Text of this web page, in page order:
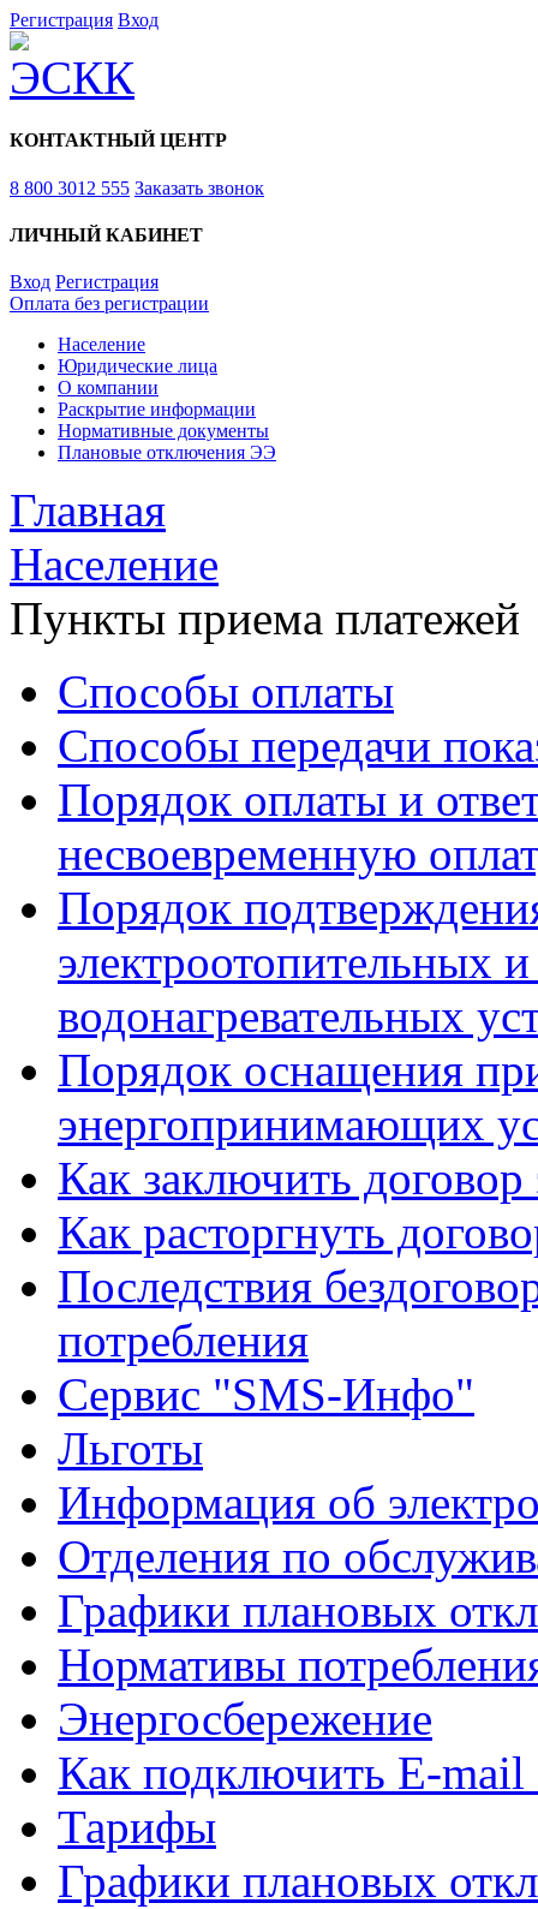
Регистрация Вход
КОНТАКТНЫЙ ЦЕНТР
8 800 3012 555 Заказать звонок
ЛИЧНЫЙ КАБИНЕТ
Вход Регистрация
Оплата без регистрации
Население
Юридические лица
О компании
Раскрытие информации
Нормативные документы
Плановые отключения ЭЭ
Главная
Население
Пункты приема платежей
Способы оплаты
Способы передачи
Порядок оплаты и
несвоевременную
Порядок
электроотопительных
водонагревательных
Порядок оснащения
энергопринимающих
Как заключить
Как расторгнуть
Последствия
потребления
Сервис "SMS-Инфо"
Льготы
Информация об
Отделения по
Графики плановых
Нормативы
Энергосбережение
Как подключить E-
Тарифы
Графики плановых